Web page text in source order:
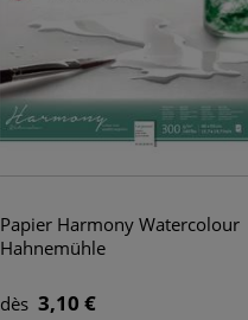
Papier Harmony Watercolour
Hahnemühle
dès 3,10 €